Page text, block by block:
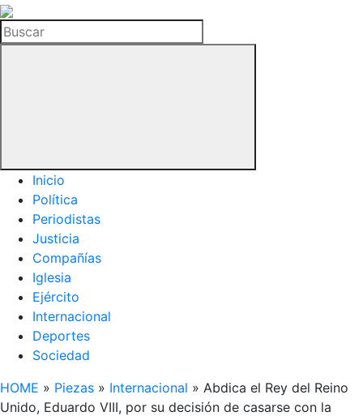
La
Hemeroteca
del
Buscar
Inicio
Política
Periodistas
Justicia
Compañías
Iglesia
Ejército
Internacional
Deportes
Sociedad
HOME » Piezas » Internacional » Abdica el Rey del Reino
Unido, Eduardo VIII, por su decisión de casarse con la